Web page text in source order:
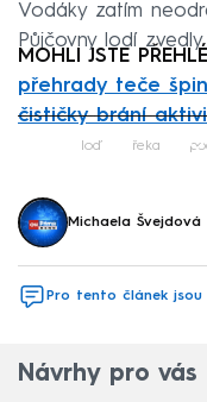
Vodáky zatím
Půjčovny lodí
MOHLI JSTE
přehrady teče
čističky brání
loď řeka
Michaela Švejdová
Pro tento článek
Návrhy pro vás